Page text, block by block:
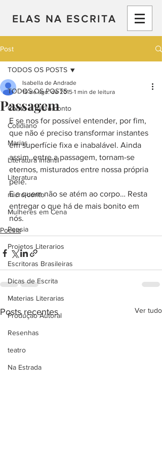
ELAS NA ESCRITA
Post
TODOS OS POSTS
Conto e micro-conto
Cotidiano
Marias
Literatura Infantil
Literatura
micro-conto
Mulheres em Cena
Poesia
Projetos Literarios
Escritoras Brasileiras
Dicas de Escrita
Materias Literarias
Produçao Autoral
Resenhas
teatro
Na Estrada
TODOS OS POSTS
Passagem
Isabella de Andrade
19 de ago. de 2015 1 min de leitura
E se nos for possível entender, por fim,
que não é preciso transformar instantes
em superfície fixa e inabalável. Ainda
assim, entre a passagem, tornam-se
eternos, misturados entre nossa própria
pele.
E a quem não se atém ao corpo… Resta
entregar o que há de mais bonito em
nós.
Poesia
Posts recentes Ver tudo